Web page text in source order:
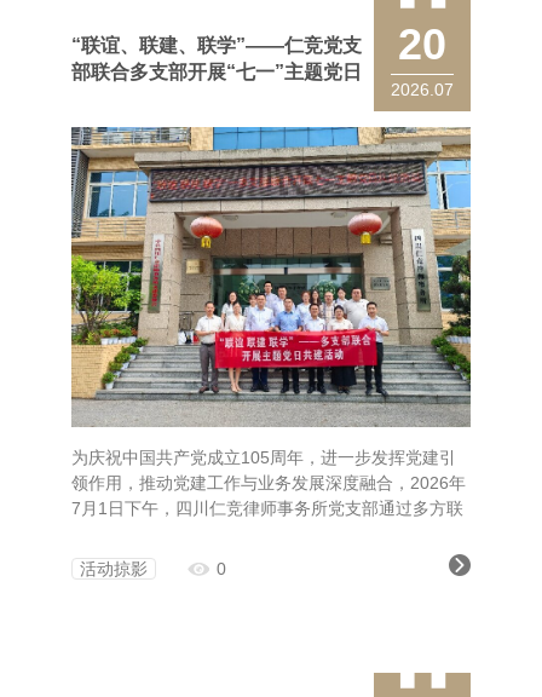
20
2026.07
“联谊、联建、联学”——仁竞党支
部联合多支部开展“七一”主题党日
为庆祝中国共产党成立105周年，进一步发挥党建引
领作用，推动党建工作与业务发展深度融合，2026年
7月1日下午，四川仁竞律师事务所党支部通过多方联
动。
活动掠影 0